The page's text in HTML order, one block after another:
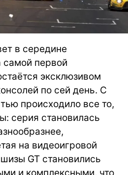
в середине
самой первой
эксклюзивом
по сей день. С
происходило все то,
серия становилась
на видеоигровой
GT становились
и комплексными, что